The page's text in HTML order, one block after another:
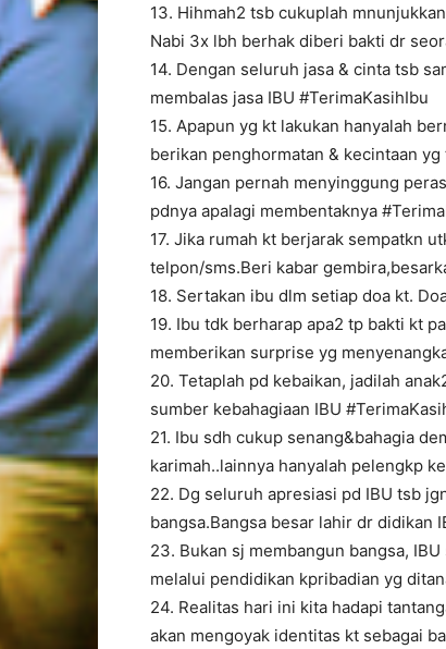
13. Hihmah2 tsb cukuplah
Nabi 3x lbh berhak diberi bakti dr
14. Dengan seluruh jasa & cinta tsb
membalas jasa IBU #TerimaKasihIbu
15. Apapun yg kt lakukan hanyalah
berikan penghormatan & kecintaan yg
16. Jangan pernah menyinggung
pdnya apalagi membentaknya
17. Jika rumah kt berjarak sempatkn
telpon/sms.Beri kabar
18. Sertakan ibu dlm setiap doa kt.
19. Ibu tdk berharap apa2 tp bakti kt
memberikan surprise yg
20. Tetaplah pd kebaikan, jadilah
sumber kebahagiaan IBU
21. Ibu sdh cukup senang&bahagia
karimah..lainnya hanyalah pelengkp
22. Dg seluruh apresiasi pd IBU tsb
bangsa.Bangsa besar lahir dr didikan
23. Bukan sj membangun bangsa,
melalui pendidikan kpribadian yg
24. Realitas hari ini kita hadapi
akan mengoyak identitas kt sebagai